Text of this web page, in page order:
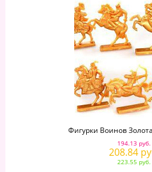
Фигурки Воинов
194.13 руб.
208.84
223.55 руб.